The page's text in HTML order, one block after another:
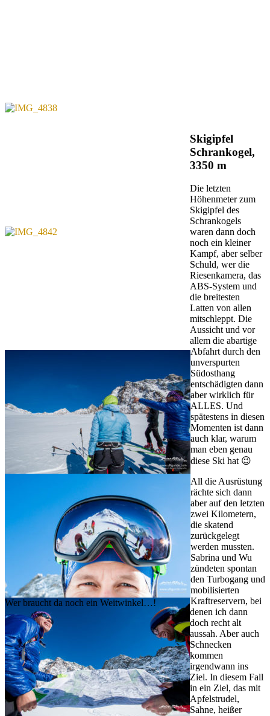
Wer braucht da noch ein Weitwinkel…!
Skigipfel
Schrankogel,
3350 m
Die letzten
Höhenmeter zum
Skigipfel des
Schrankogels
waren dann doch
noch ein kleiner
Kampf, aber selber
Schuld, wer die
Riesenkamera, das
ABS-System und
die breitesten
Latten von allen
mitschleppt. Die
Aussicht und vor
allem die abartige
Abfahrt durch den
unverspurten
Südosthang
entschädigten dann
aber wirklich für
ALLES. Und
spätestens in diesen
Momenten ist dann
auch klar, warum
man eben genau
diese Ski hat 😉
All die Ausrüstung
rächte sich dann
aber auf den letzten
zwei Kilometern,
die skatend
zurückgelegt
werden mussten.
Sabrina und Wu
zündeten spontan
den Turbogang und
mobilisierten
Kraftreservern, bei
denen ich dann
doch recht alt
aussah. Aber auch
Schnecken
kommen
irgendwann ins
Ziel. In diesem Fall
in ein Ziel, das mit
Apfelstrudel,
Sahne, heißer